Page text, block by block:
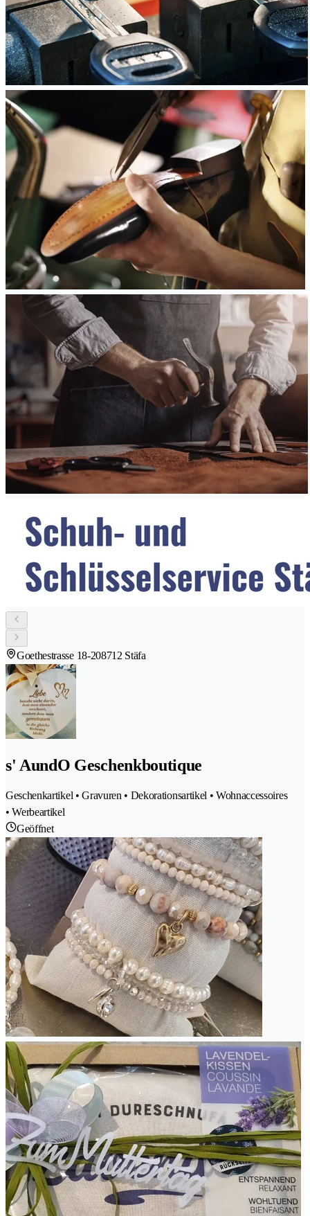
Goethestrasse 18-208712 Stäfa
s' AundO Geschenkboutique
Geschenkartikel • Gravuren • Dekorationsartikel • Wohnaccessoires
• Werbeartikel
Geöffnet